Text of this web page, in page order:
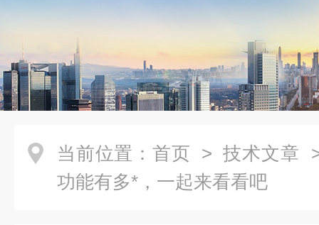
当前位置： 首页 > 技术文章
功能有多*，一起来看看吧